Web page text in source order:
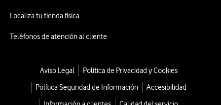
Localiza tu tienda física
Teléfonos de atención al cliente
Aviso Legal
Política de Privacidad y Cookies
Política Seguridad de Información
Accesibilidad